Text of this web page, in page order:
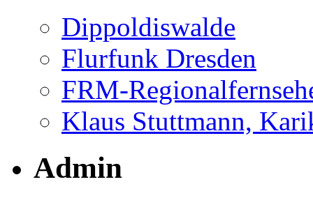
Dippoldiswalde
Flurfunk Dresden
FRM-
Klaus Stuttmann,
Admin